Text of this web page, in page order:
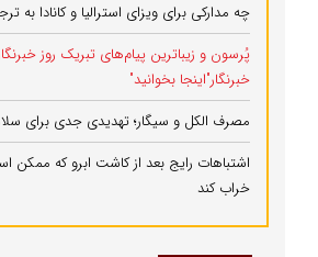
چه مدارکی برای ویزای استرالیا و کانادا به
پُرسون و زیباترین پیام‌های تبریک روز
خبرنگار"اینجا بخوانید"
مصرف الکل و سیگار؛ تهدیدی جدی برای
اشتباهات رایج بعد از کاشت ابرو که ممکن
خراب کند